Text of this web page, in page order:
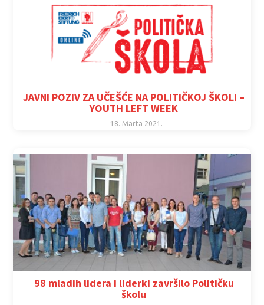
JAVNI POZIV ZA UČEŠĆE NA POLITIČKOJ ŠKOLI –
YOUTH LEFT WEEK
18. Marta 2021.
98 mladih lidera i liderki završilo Političku
školu